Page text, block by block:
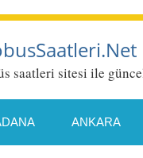
saatleri sitesi ile
ANKARA